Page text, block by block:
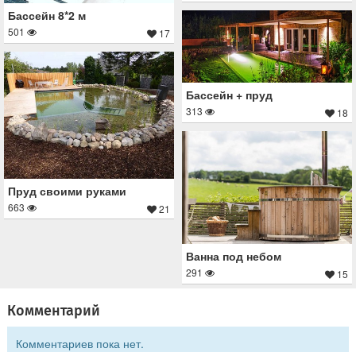
Бассейн 8*2 м
501 17
Бассейн + пруд
313 18
Пруд своими руками
663 21
Ванна под небом
291 15
Комментарий
Комментариев пока нет.